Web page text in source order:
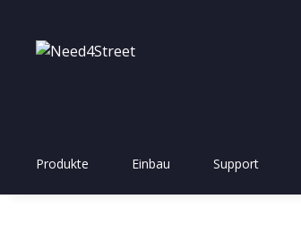
Produkte Einbau Support